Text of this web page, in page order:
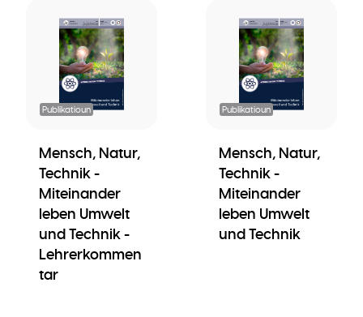
Publikatioun
Mensch, Natur,
Technik -
Miteinander
leben Umwelt
und Technik -
Lehrerkommen
tar
Publikatioun
Mensch, Natur,
Technik -
Miteinander
leben Umwelt
und Technik